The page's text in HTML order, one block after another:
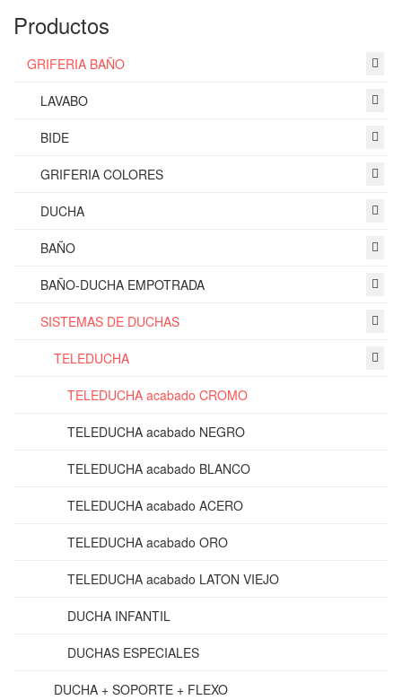
Productos
GRIFERIA BAÑO
LAVABO
BIDE
GRIFERIA COLORES
DUCHA
BAÑO
BAÑO-DUCHA EMPOTRADA
SISTEMAS DE DUCHAS
TELEDUCHA
TELEDUCHA acabado CROMO
TELEDUCHA acabado NEGRO
TELEDUCHA acabado BLANCO
TELEDUCHA acabado ACERO
TELEDUCHA acabado ORO
TELEDUCHA acabado LATON VIEJO
DUCHA INFANTIL
DUCHAS ESPECIALES
DUCHA + SOPORTE + FLEXO